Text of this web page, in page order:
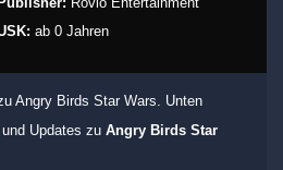
ab 0 Jahren
Angry Birds Star Wars. Unten
Updates zu Angry Birds Star